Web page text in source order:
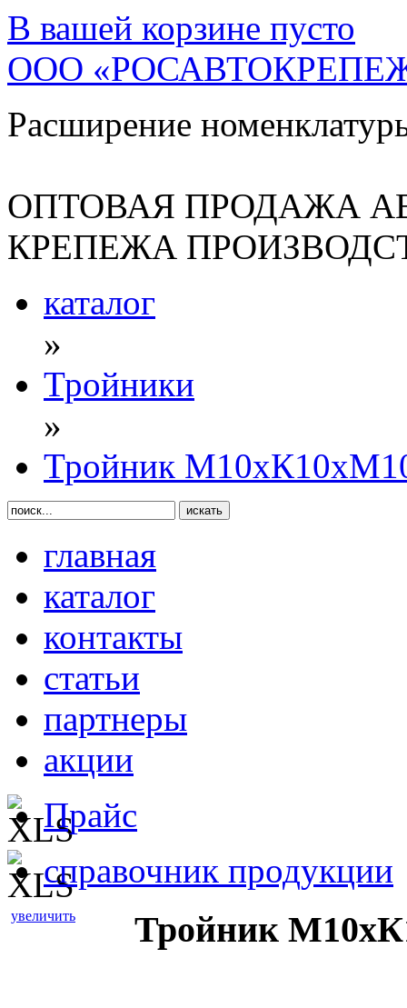
В вашей корзине пусто
ООО
Расширение
ОПТОВАЯ ПРОДАЖА
КРЕПЕЖА
каталог
»
Тройники
»
Тройник
главная
каталог
контакты
статьи
партнеры
акции
Прайс
справочник продукции
увеличить Тройник